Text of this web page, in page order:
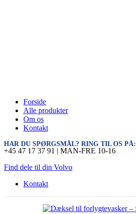
Forside
Alle produkter
Om os
Kontakt
HAR DU SPØRGSMÅL? RING TIL OS PÅ:
+45 47 17 37 91 | MAN-FRE 10-16
Find dele til din Volvo
Kontakt